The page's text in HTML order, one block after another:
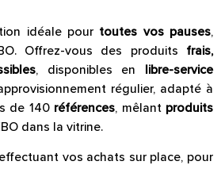
idéale pour toutes vos pauses,
Offrez-vous des produits frais,
, disponibles en libre-service
régulier, adapté à
de 140 références, mêlant produits
dans la vitrine.
vos achats sur place, pour